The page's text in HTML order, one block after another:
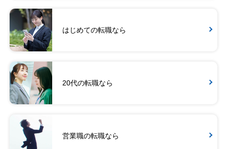
はじめての転職なら
20代の転職なら
営業職の転職なら